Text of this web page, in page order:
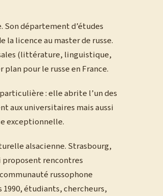
département d’études
la licence au master de russe.
(littérature, linguistique,
pour le russe en France.
: elle abrite l’un des
aux universitaires mais aussi
exceptionnelle.
alsacienne. Strasbourg,
proposent rencontres
russophone
étudiants, chercheurs,